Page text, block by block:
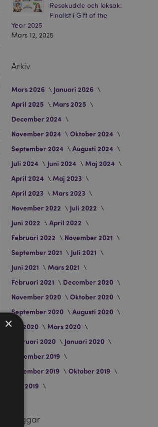
Resekudde och leksak:
Finalist i Gift of the
Year 2025
Mars 12, 2025
Arkiv
Mars 2026
Januari 2026
April 2025
Mars 2025
December 2024
November 2024
Oktober 2024
September 2024
Augusti 2024
Juli 2024
Juni 2024
Maj 2024
April 2024
Maj 2023
April 2023
Mars 2023
November 2022
Juli 2022
Juni 2022
April 2022
Februari 2022
November 2021
September 2021
Juli 2021
Juni 2021
Mars 2021
Februari 2021
December 2020
November 2020
Oktober 2020
September 2020
Augusti 2020
Juli 2020
Mars 2020
Februari 2020
Januari 2020
December 2019
November 2019
Oktober 2019
Juni 2019
Taggar
×